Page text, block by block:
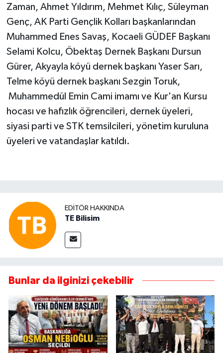
Zaman, Ahmet Yıldırım, Mehmet Kılıç, Süleyman
Genç, AK Parti Gençlik Kolları başkanlarından
Muhammed Enes Savaş, Kocaeli GÜDEF Başkanı
Selami Kolcu, Öbektaş Dernek Başkanı Dursun
Gürer, Akyayla köyü dernek başkanı Yaser Sarı,
Telme köyü dernek başkanı Sezgin Toruk,
Muhammedül Emin Cami imamı ve Kur'an Kursu
hocası ve hafızlık öğrencileri, dernek üyeleri,
siyasi parti ve STK temsilcileri, yönetim kuruluna
üyeleri ve vatandaşlar katıldı.
EDITÖR HAKKINDA
TE Bilisim
Bunlar da ilginizi çekebilir